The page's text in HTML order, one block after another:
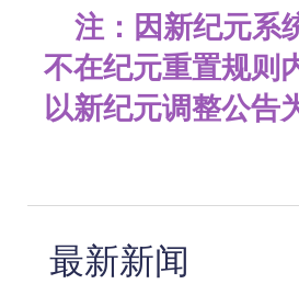
注：因新纪元系
不在纪元重置规则
以新纪元调整公告
最新新闻